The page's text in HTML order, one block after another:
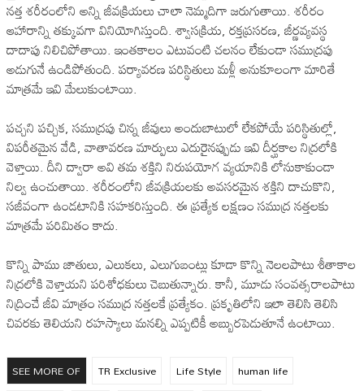
నత్త శరీరంలోని అన్ని జీవక్రియలు చాలా నెమ్మదిగా జరుగుతాయి. శరీరం
ఆహారాన్ని తక్కువగా వినియోగిస్తుంది. శ్వాసక్రియ, రక్తప్రసరణ, జీర్ణవ్యవస్థ
దాదాపు నిలిచిపోతాయి. ఇంతకాలం ఎటువంటి చలనం లేకుండా సముద్రపు
అడుగునే ఉండిపోతుంది. పర్యావరణ పరిస్థితులు మళ్లీ అనుకూలంగా మారితే
మాత్రమే ఇవి మేలుకుంటాయి.
పచ్చని పచ్చిక, సముద్రపు చిన్న జీవులు అందుబాటులో లేకపోయే పరిస్థితుల్లో,
విపరీతమైన వేడి, వాతావరణ మార్పులు ఎదురైనప్పుడు ఇవి దీర్ఘకాల నిద్రలోకి
వెళ్తాయి. దీని ద్వారా అవి తమ శక్తిని నిరుపయోగ వ్యయానికి లోనుకాకుండా
నిల్వ ఉంచుతాయి. శరీరంలోని జీవక్రియలకు అవసరమైన శక్తిని దాచుకొని,
సజీవంగా ఉండటానికి సహకరిస్తుంది. ఈ ప్రత్యేక లక్షణం సముద్ర నత్తలకు
మాత్రమే పరిమితం కాదు.
కొన్ని పాము జాతులు, ఎలుకలు, ఎలుగుబంట్లు కూడా కొన్ని నెలలపాటు శీతాకాల
నిద్రలోకి వెళ్తాయని పరిశోధకులు చెబుతున్నారు. కానీ, మూడు సంవత్సరాలపాటు
నిద్రించే జీవి మాత్రం సముద్ర నత్తలకే ప్రత్యేకం. ప్రకృతిలోని ఇలా తెలిసి తెలిసి
చివరకు తెలియని రహస్యాలు మనల్ని ఎప్పటికీ అబ్బురపెడుతూనే ఉంటాయి.
SEE MORE OF TR Exclusive Life Style
human life